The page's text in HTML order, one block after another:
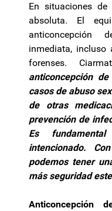
En situaciones
absoluta. El
anticoncepción
inmediata, incluso
forenses.
anticoncepción
casos de abuso
de otras
prevención de
Es
intencionado.
podemos tener
más seguridad
Anticoncepción